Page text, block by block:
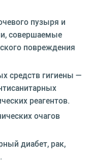
пузыря и
совершаемые
повреждения
средств гигиены —
реагентов.
очагов
диабет, рак,